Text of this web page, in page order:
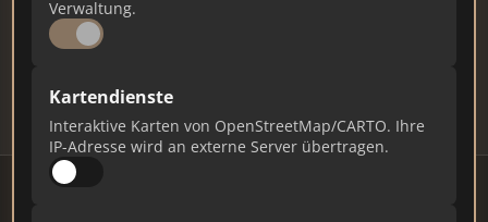
Verwaltung.
Kartendienste
Interaktive Karten von OpenStreetMap/CARTO. Ihre
IP-Adresse wird an externe Server übertragen.
BAYERN286.374 EINWOHNER
93
Makler Makler-Keywords